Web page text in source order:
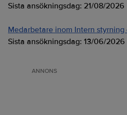
Sista ansökningsdag: 21/08/2026
Medarbetare inom Intern
Sista ansökningsdag: 13/06/2026
ANNONS